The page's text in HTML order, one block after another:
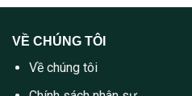
VỀ CHÚNG TÔI
Về chúng tôi